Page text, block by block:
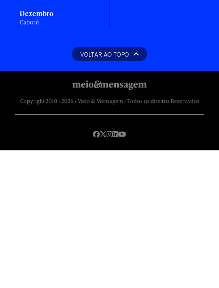
Dezembro
Caboré
VOLTAR AO TOPO
Copyright 2010 - 2026 • Meio & Mensagem - Todos os direitos Reservados